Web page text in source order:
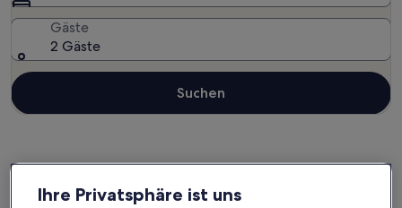
Gäste
2 Gäste
Suchen
Ihre Privatsphäre ist uns